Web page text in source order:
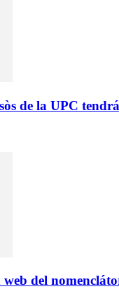
de la UPC
del